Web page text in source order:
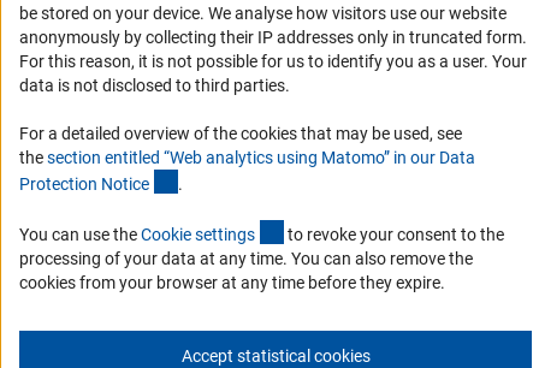
Партнёры DFG в России
Часто задаваемые вопросы (FAQ)
DFG Newsletter
Receive news from the DFG directly in your mailbox.
Политика конфиденциальности
be stored on your device. We analyse how visitors use our website
anonymously by collecting their IP addresses only in truncated form.
For this reason, it is not possible for us to identify you as a user. Your
data is not disclosed to third parties.
For a detailed overview of the cookies that may be used, see
thesection entitled “Web analytics using Matomo” in our Data
Protection Notice .
You can use theCookie settings (externer Link)
to revoke your consent to the
processing of your data at any time. You can also remove the
cookies from your browser at any time before they expire.
Accept statistical cookies